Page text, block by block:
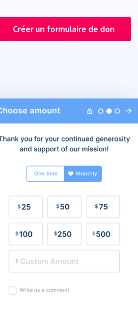
Créer un formulaire de don